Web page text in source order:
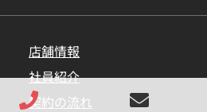
店舗情報
社員紹介
契約の流れ